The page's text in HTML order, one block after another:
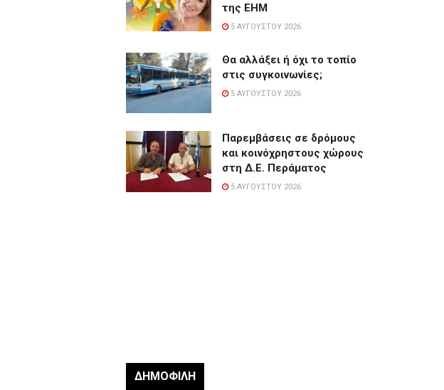
της ΕΗΜ
5 ΑΥΓΟΎΣΤΟΥ 2026
Θα αλλάξει ή όχι το τοπίο
στις συγκοινωνίες;
5 ΑΥΓΟΎΣΤΟΥ 2026
Παρεμβάσεις σε δρόμους
και κοινόχρηστους χώρους
στη Δ.Ε. Περάματος
5 ΑΥΓΟΎΣΤΟΥ 2026
ΔΗΜΟΦΙΛΉ